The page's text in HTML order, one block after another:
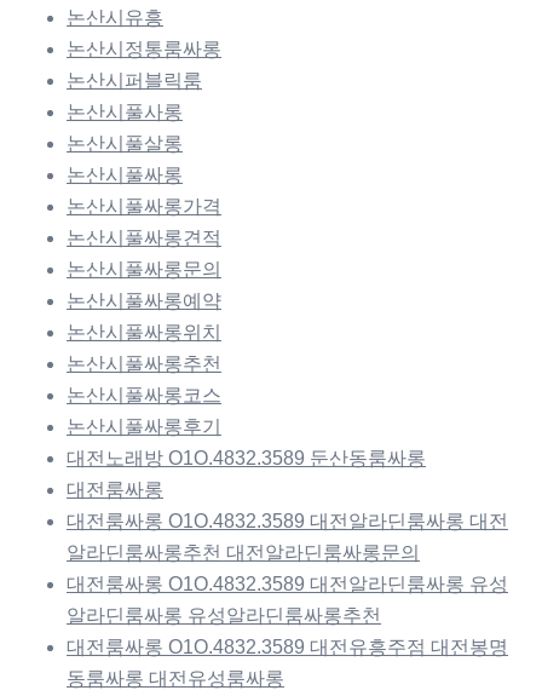
논산시유흥
논산시정통룸싸롱
논산시퍼블릭룸
논산시풀사롱
논산시풀살롱
논산시풀싸롱
논산시풀싸롱가격
논산시풀싸롱견적
논산시풀싸롱문의
논산시풀싸롱예약
논산시풀싸롱위치
논산시풀싸롱추천
논산시풀싸롱코스
논산시풀싸롱후기
대전노래방 O1O.4832.3589 둔산동룸싸롱
대전룸싸롱
대전룸싸롱 O1O.4832.3589 대전알라딘룸싸롱 대전
알라딘룸싸롱추천 대전알라딘룸싸롱문의
대전룸싸롱 O1O.4832.3589 대전알라딘룸싸롱 유성
알라딘룸싸롱 유성알라딘룸싸롱추천
대전룸싸롱 O1O.4832.3589 대전유흥주점 대전봉명
동룸싸롱 대전유성룸싸롱